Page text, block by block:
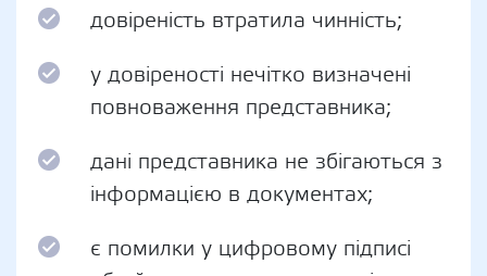
довіреність втратила чинність;
у довіреності нечітко визначені
повноваження представника;
дані представника не збігаються з
інформацією в документах;
є помилки у цифровому підписі